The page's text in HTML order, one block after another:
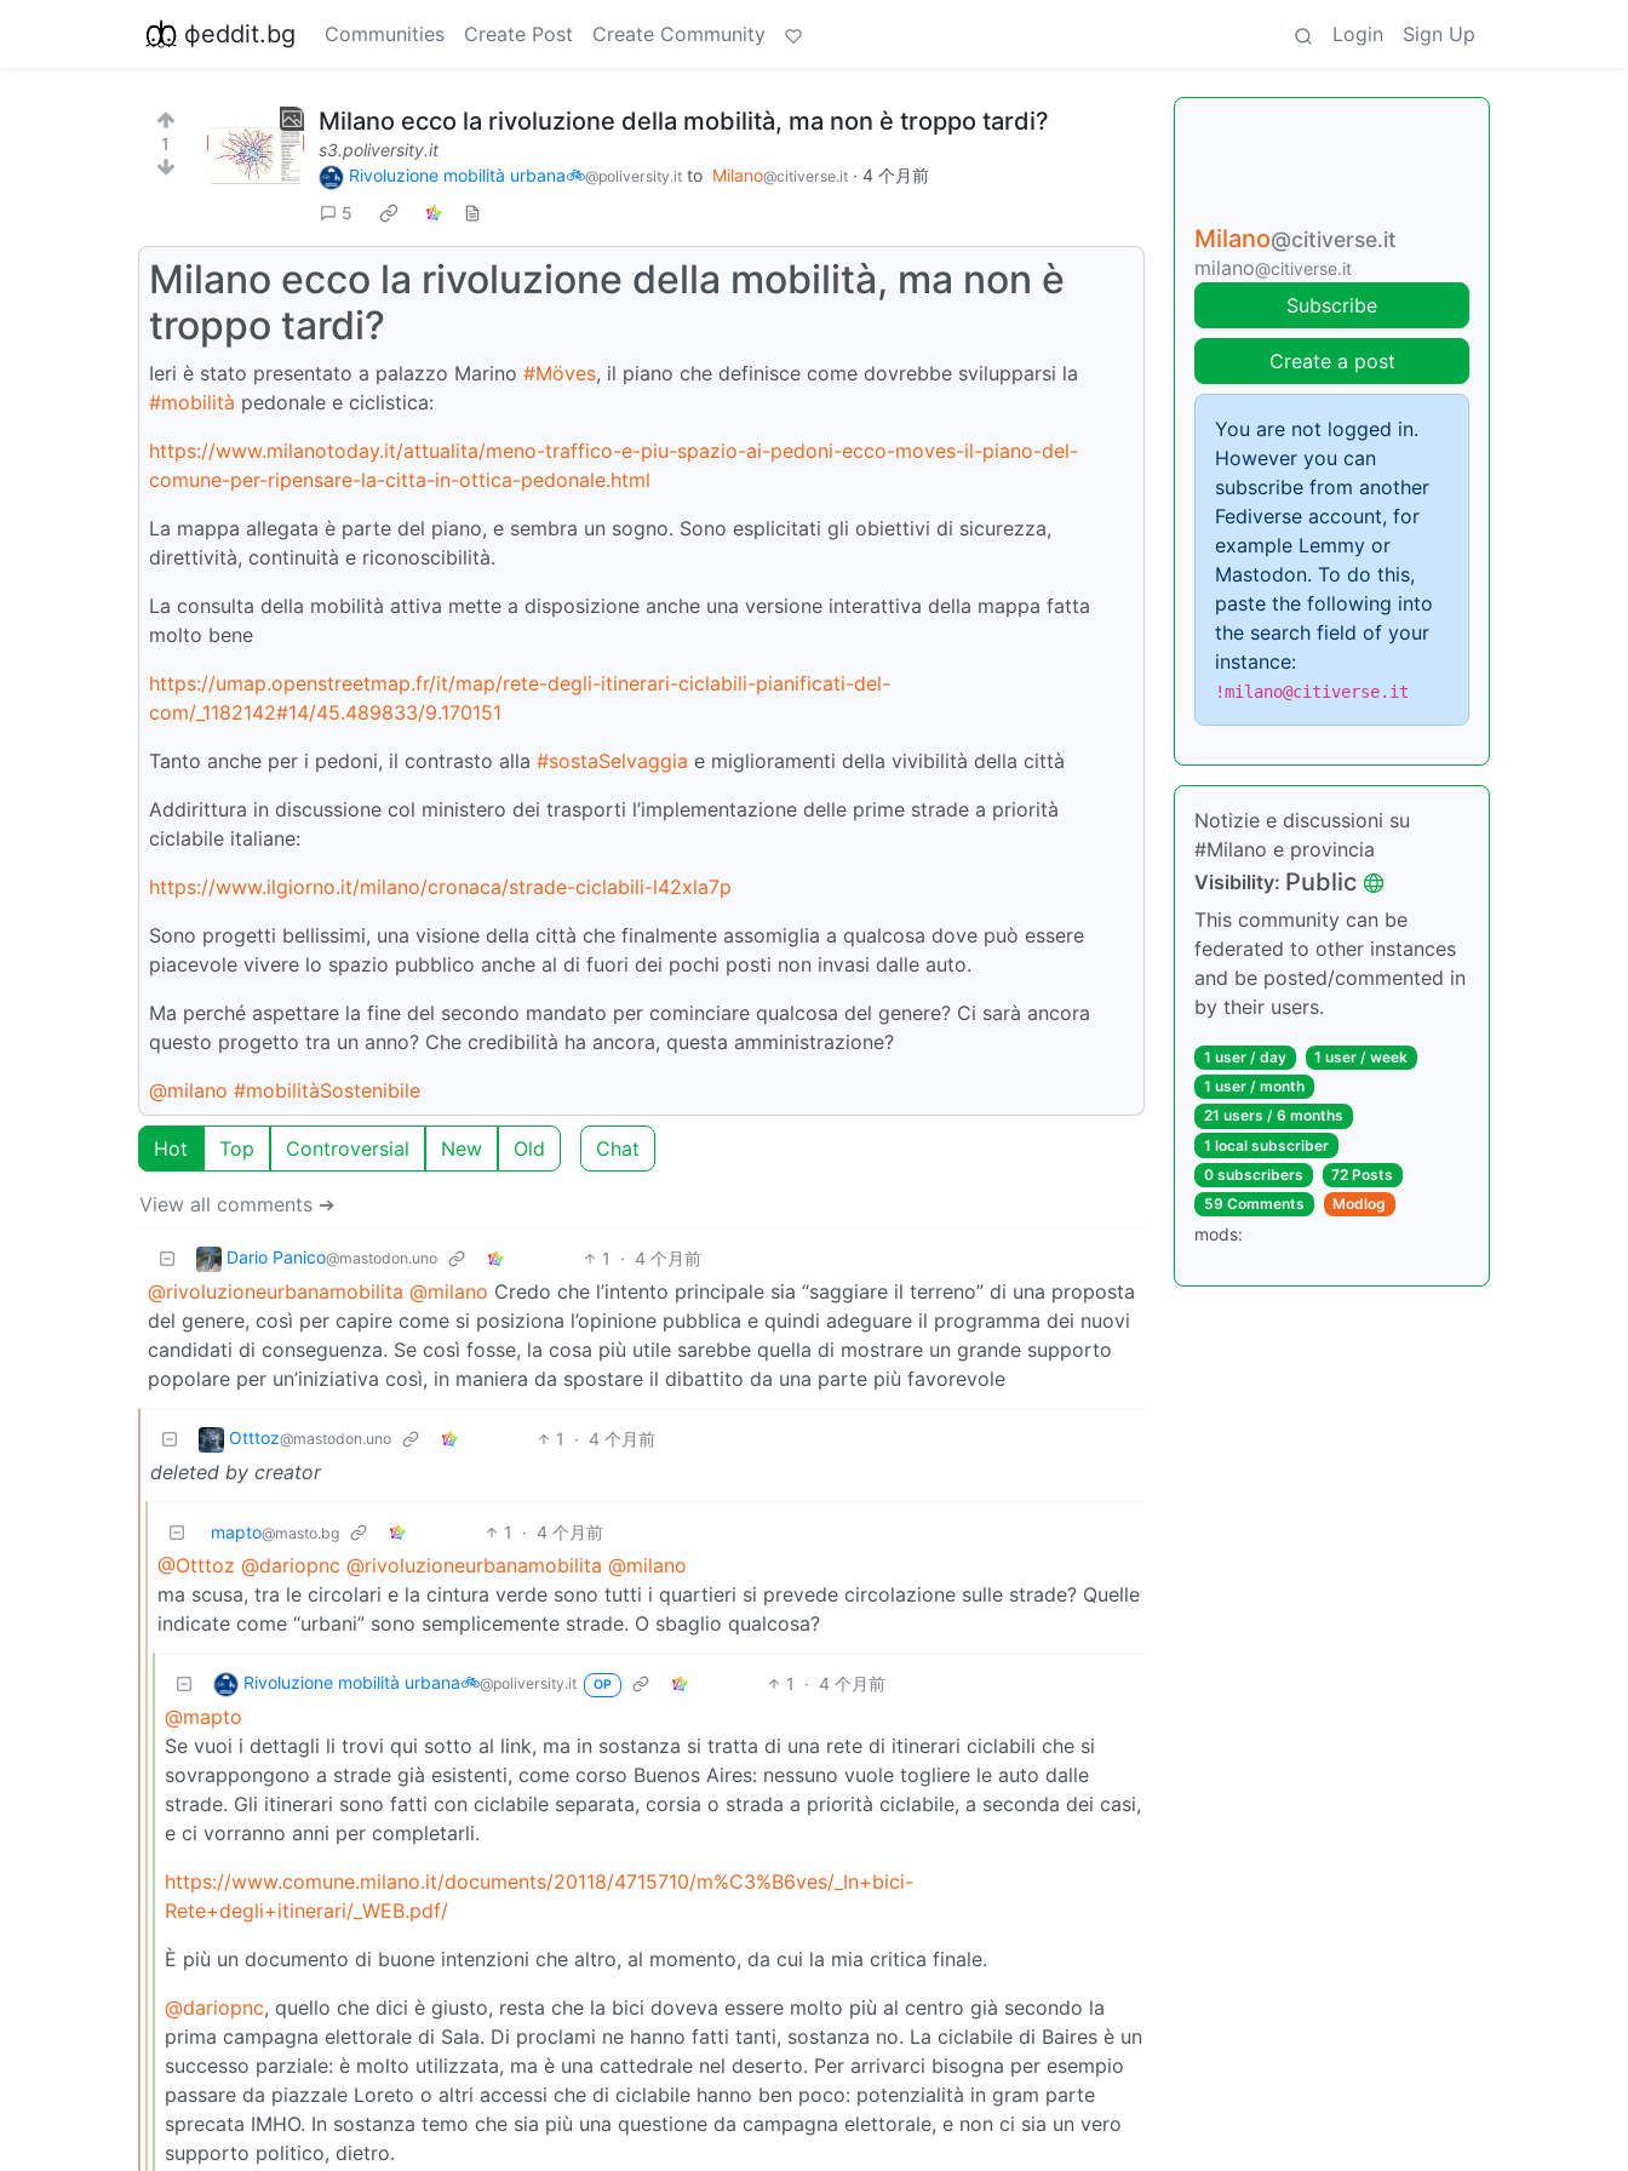
фeddit.bg Communities Create Post Create Community Login Sign Up
1
Milano ecco la rivoluzione della mobilità, ma non è troppo tardi?
s3.poliversity.it
Rivoluzione mobilità urbana🚲@poliversity.it to Milano@citiverse.it · 4 个月前
5
Milano ecco la rivoluzione della mobilità, ma non è
troppo tardi?
Ieri è stato presentato a palazzo Marino #Möves, il piano che definisce come dovrebbe svilupparsi la
#mobilità pedonale e ciclistica:
https://www.milanotoday.it/attualita/meno-traffico-e-piu-spazio-ai-pedoni-ecco-moves-il-piano-del-
comune-per-ripensare-la-citta-in-ottica-pedonale.html
La mappa allegata è parte del piano, e sembra un sogno. Sono esplicitati gli obiettivi di sicurezza,
direttività, continuità e riconoscibilità.
La consulta della mobilità attiva mette a disposizione anche una versione interattiva della mappa fatta
molto bene
https://umap.openstreetmap.fr/it/map/rete-degli-itinerari-ciclabili-pianificati-del-
com/_1182142#14/45.489833/9.170151
Tanto anche per i pedoni, il contrasto alla #sostaSelvaggia e miglioramenti della vivibilità della città
Addirittura in discussione col ministero dei trasporti l’implementazione delle prime strade a priorità
ciclabile italiane:
https://www.ilgiorno.it/milano/cronaca/strade-ciclabili-l42xla7p
Sono progetti bellissimi, una visione della città che finalmente assomiglia a qualcosa dove può essere
piacevole vivere lo spazio pubblico anche al di fuori dei pochi posti non invasi dalle auto.
Ma perché aspettare la fine del secondo mandato per cominciare qualcosa del genere? Ci sarà ancora
questo progetto tra un anno? Che credibilità ha ancora, questa amministrazione?
@milano #mobilitàSostenibile
Hot Top Controversial New Old Chat
View all comments ➔
Dario Panico@mastodon.uno 1 · 4 个月前
@rivoluzioneurbanamobilita @milano Credo che l’intento principale sia “saggiare il terreno” di una proposta
del genere, così per capire come si posiziona l’opinione pubblica e quindi adeguare il programma dei nuovi
candidati di conseguenza. Se così fosse, la cosa più utile sarebbe quella di mostrare un grande supporto
popolare per un’iniziativa così, in maniera da spostare il dibattito da una parte più favorevole
Otttoz@mastodon.uno 1 · 4 个月前
deleted by creator
mapto@masto.bg 1 · 4 个月前
@Otttoz @dariopnc @rivoluzioneurbanamobilita @milano
ma scusa, tra le circolari e la cintura verde sono tutti i quartieri si prevede circolazione sulle strade? Quelle
indicate come “urbani” sono semplicemente strade. O sbaglio qualcosa?
Rivoluzione mobilità urbana🚲@poliversity.it OP 1 · 4 个月前
@mapto
Se vuoi i dettagli li trovi qui sotto al link, ma in sostanza si tratta di una rete di itinerari ciclabili che si
sovrappongono a strade già esistenti, come corso Buenos Aires: nessuno vuole togliere le auto dalle
strade. Gli itinerari sono fatti con ciclabile separata, corsia o strada a priorità ciclabile, a seconda dei casi,
e ci vorranno anni per completarli.
https://www.comune.milano.it/documents/20118/4715710/m%C3%B6ves/_In+bici-
Rete+degli+itinerari/_WEB.pdf/
È più un documento di buone intenzioni che altro, al momento, da cui la mia critica finale.
@dariopnc, quello che dici è giusto, resta che la bici doveva essere molto più al centro già secondo la
prima campagna elettorale di Sala. Di proclami ne hanno fatti tanti, sostanza no. La ciclabile di Baires è un
successo parziale: è molto utilizzata, ma è una cattedrale nel deserto. Per arrivarci bisogna per esempio
passare da piazzale Loreto o altri accessi che di ciclabile hanno ben poco: potenzialità in gram parte
sprecata IMHO. In sostanza temo che sia più una questione da campagna elettorale, e non ci sia un vero
supporto politico, dietro.
Milano@citiverse.it
milano@citiverse.it
Subscribe
Create a post
You are not logged in.
However you can
subscribe from another
Fediverse account, for
example Lemmy or
Mastodon. To do this,
paste the following into
the search field of your
instance:
!milano@citiverse.it
Notizie e discussioni su
#Milano e provincia
Visibility: Public
This community can be
federated to other instances
and be posted/commented in
by their users.
1 user / day
1 user / week
1 user / month
21 users / 6 months
1 local subscriber
0 subscribers
72 Posts
59 Comments
Modlog
mods: